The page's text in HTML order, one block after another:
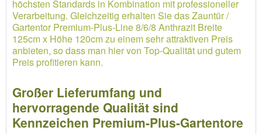
höchsten Standards in Kombination mit professioneller
Verarbeitung. Gleichzeitig erhalten Sie das Zauntür /
Gartentor Premium-Plus-Line 8/6/8 Anthrazit Breite
125cm x Höhe 120cm zu einem sehr attraktiven Preis
anbieten, so dass man hier von Top-Qualität und gutem
Preis profitieren kann.
Großer Lieferumfang und
hervorragende Qualität sind
Kennzeichen Premium-Plus-Gartentore